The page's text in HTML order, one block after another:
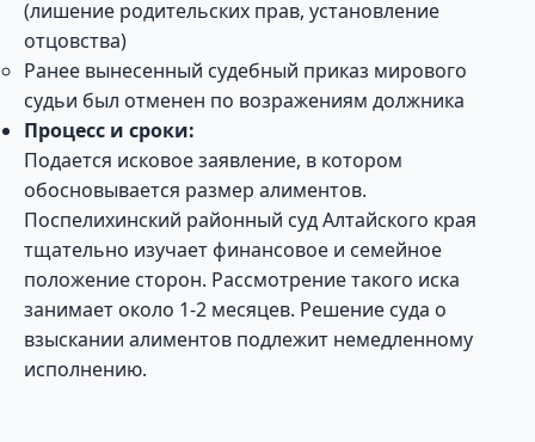
(лишение родительских прав, установление
отцовства)
Ранее вынесенный судебный приказ мирового
судьи был отменен по возражениям должника
Процесс и сроки:
Подается исковое заявление, в котором
обосновывается размер алиментов.
Поспелихинский районный суд Алтайского края
тщательно изучает финансовое и семейное
положение сторон. Рассмотрение такого иска
занимает около 1-2 месяцев. Решение суда о
взыскании алиментов подлежит немедленному
исполнению.